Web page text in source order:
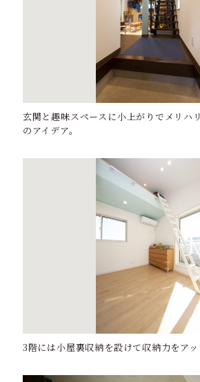
玄関と趣味スペースに小上がりでメリハ
のアイデア。
3階には小屋裏収納を設けて収納力をアッ